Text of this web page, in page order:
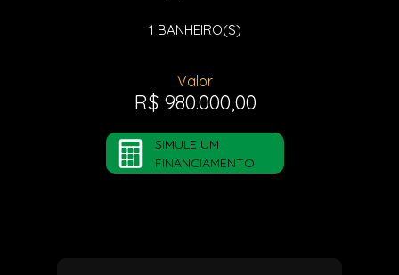
1 BANHEIRO(S)
Valor
R$ 980.000,00
SIMULE UM
FINANCIAMENTO